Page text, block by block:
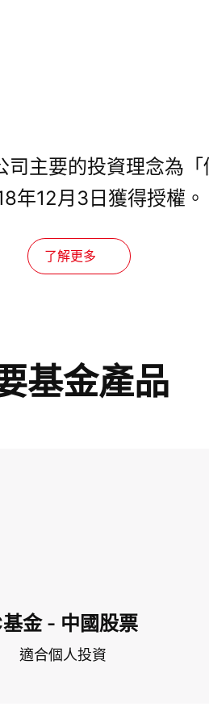
主要的投資理念為
年12月3日獲得授權。
了解更多
基金產品
金 - 中國股票
適合個人投資